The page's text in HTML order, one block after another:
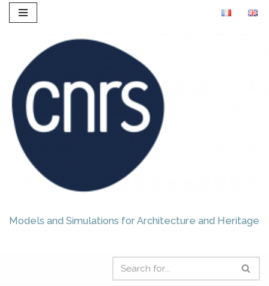
content
Models and Simulations for Architecture and Heritage